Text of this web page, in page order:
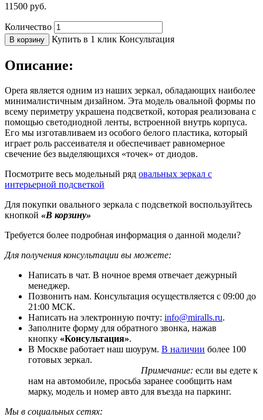
11500 руб.
Количество
В корзину Купить в 1 клик Консультация
Описание:
Opera является одним из наших зеркал, обладающих наиболее
минималистичным дизайном. Эта модель овальной формы по
всему периметру украшена подсветкой, которая реализована с
помощью светодиодной ленты, встроенной внутрь корпуса.
Его мы изготавливаем из особого белого пластика, который
играет роль рассеивателя и обеспечивает равномерное
свечение без выделяющихся «точек» от диодов.
Посмотрите весь модельный ряд овальных зеркал с
интерьерной подсветкой
Для покупки овального зеркала с подсветкой воспользуйтесь
кнопкой «В корзину»
Требуется более подробная информация о данной модели?
Для получения консультации вы можете:
Написать в чат. В ночное время отвечает дежурный
менеджер.
Позвонить нам. Консультация осуществляется с 09:00 до
21:00 МСК.
Написать на электронную почту: info@miralls.ru.
Заполните форму для обратного звонка, нажав
кнопку «Консультация».
В Москве работает наш шоурум. В наличии более 100
готовых зеркал.
Примечание: если вы едете к
нам на автомобиле, просьба заранее сообщить нам
марку, модель и номер авто для въезда на паркинг.
Мы в социальных сетях: